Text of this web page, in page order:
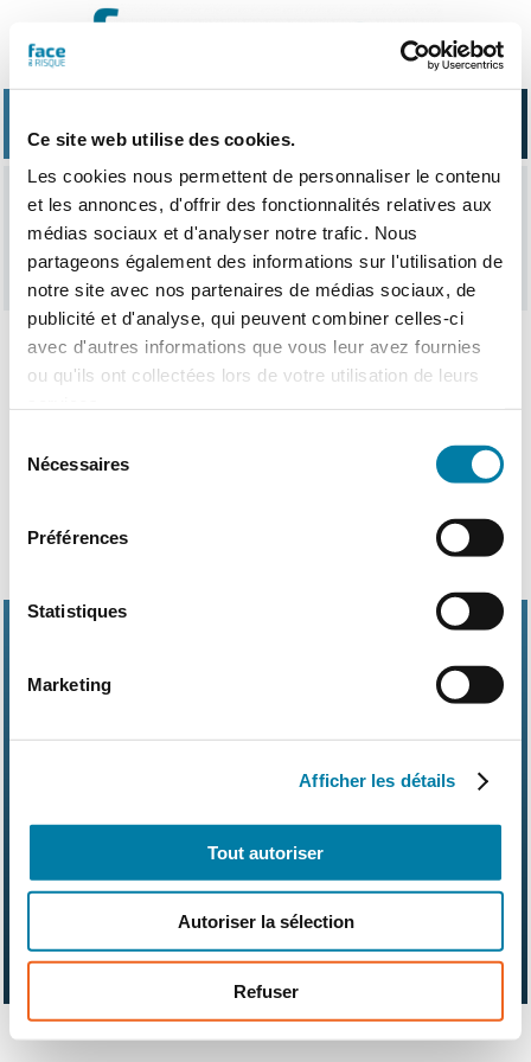
Ce site web utilise des cookies.
Les cookies nous permettent de personnaliser le contenu
et les annonces, d'offrir des fonctionnalités relatives aux
médias sociaux et d'analyser notre trafic. Nous
partageons également des informations sur l'utilisation de
notre site avec nos partenaires de médias sociaux, de
publicité et d'analyse, qui peuvent combiner celles-ci
avec d'autres informations que vous leur avez fournies
ou qu'ils ont collectées lors de votre utilisation de leurs
Nécessaires
Préférences
Statistiques
Marketing
Afficher les détails
Tout autoriser
Autoriser la sélection
Refuser
contenu
authentification
Nothing Found
Contact
Kit média
Mentions légales
CGV RGPD
Suivez-nous également sur les réseaux sociaux